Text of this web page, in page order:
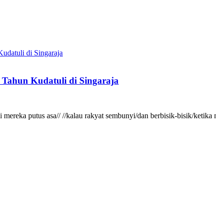
Tahun Kudatuli di Singaraja
putus asa// //kalau rakyat sembunyi/dan berbisik-bisik/ketika